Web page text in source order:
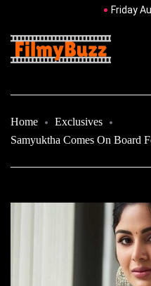
Friday
Home
Exclusives
Samyuktha Comes On Board